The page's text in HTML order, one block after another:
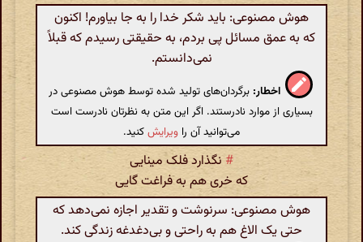
هوش مصنوعی: باید شکر خدا را به جا بیاورم! اکنون
که به عمق مسائل پی بردم، به حقیقتی رسیدم که قبلاً
نمی‌دانستم.
اخطار: برگردان‌های تولید شده توسط هوش مصنوعی در
بسیاری از موارد نادرستند. اگر این متن به نظرتان نادرست است
می‌توانید آن را ویرایشکنید.
#نگذارد فلک مینایی
که خری هم به فراغت گایی
هوش مصنوعی: سرنوشت و تقدیر اجازه نمی‌دهد که
حتی یک الاغ هم به راحتی و بی‌دغدغه زندگی کند.